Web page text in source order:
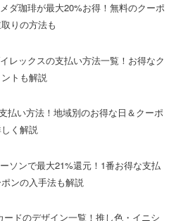
メダ珈琲が最大20%お得！無料のクーポ
りの方法も
イレックスの支払い方法一覧！お得なク
トも解説
払い方法！地域別のお得な日＆クーポ
く解説
ーソンで最大21%還元！1番お得な支払
ンの入手法も解説
ードのデザイン一覧！推し色・イニシ